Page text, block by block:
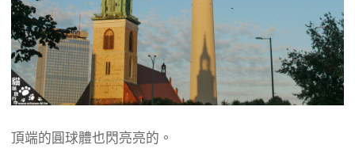
頂端的圓球體也閃亮亮的。